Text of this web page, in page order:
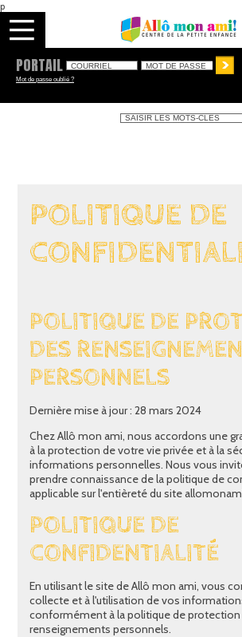
p
PORTAIL
Mot de passe oublié ?
POLITIQUE DE
POLITIQUE DE
DES
PERSONNELS
Dernière mise à jour : 28 mars 2024
Chez Allô mon ami, nous accordons une
à la protection de votre vie privée et à la
informations personnelles. Nous vous
prendre connaissance de la politique de
applicable sur l'entièreté du site
POLITIQUE DE
CONFIDENTIALITÉ
En utilisant le site de Allô mon ami, vous
collecte et à l'utilisation de vos
conformément à la politique de protection
renseignements personnels.